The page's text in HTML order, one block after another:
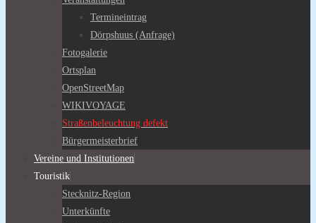
Termineintrag
Dörpshuus (Anfrage)
Fotogalerie
Ortsplan
OpenStreetMap
WIKIVOYAGE
Straßenbeleuchtung defekt
Bürgermeisterbrief
Vereine und Institutionen
Touristik
Stecknitz-Region
Unterkünfte